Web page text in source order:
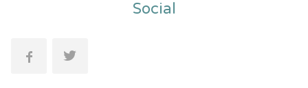
Social